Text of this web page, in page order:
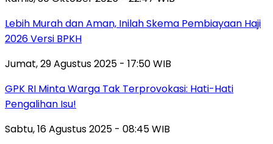
Lebih Murah dan Aman, Inilah Skema Pembiayaan Haji
2026 Versi BPKH
Jumat, 29 Agustus 2025 - 17:50 WIB
GPK RI Minta Warga Tak Terprovokasi: Hati-Hati
Pengalihan Isu!
Sabtu, 16 Agustus 2025 - 08:45 WIB